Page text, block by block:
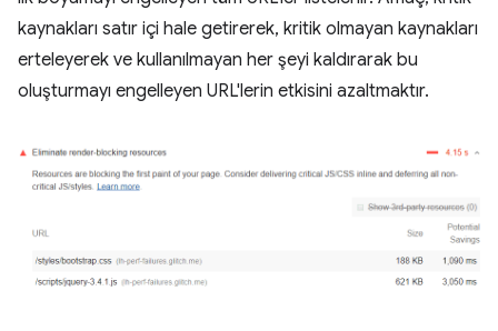
kaynakları satır içi hale getirerek, kritik olmayan kaynakları
erteleyerek ve kullanılmayan her şeyi kaldırarak bu
oluşturmayı engelleyen URL'lerin etkisini azaltmaktır.